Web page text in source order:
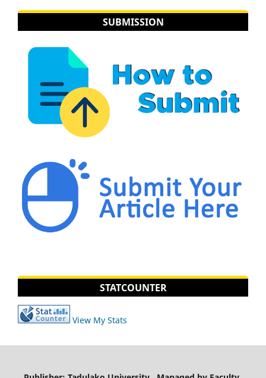
SUBMISSION
STATCOUNTER
View My Stats